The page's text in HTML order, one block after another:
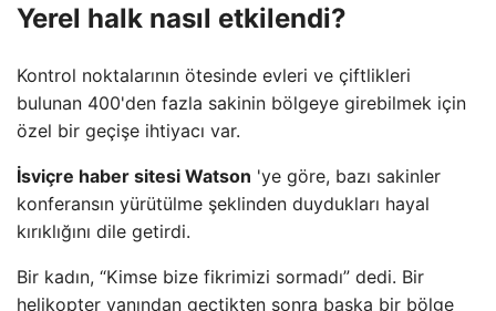
Yerel halk nasıl etkilendi?
Kontrol noktalarının ötesinde evleri ve çiftlikleri
bulunan 400'den fazla sakinin bölgeye girebilmek için
özel bir geçişe ihtiyacı var.
İsviçre haber sitesi Watson 'ye göre, bazı sakinler
konferansın yürütülme şeklinden duydukları hayal
kırıklığını dile getirdi.
Bir kadın, “Kimse bize fikrimizi sormadı” dedi. Bir
helikopter yanından geçtikten sonra başka bir bölge